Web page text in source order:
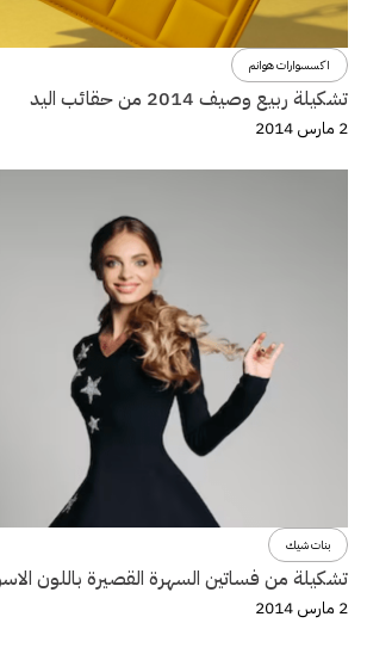
اكسسوارات هوانم
تشكيلة ربيع وصيف 2014 من حقائب اليد
2 مارس 2014
بنات شيك
تشكيلة من فساتين السهرة القصيرة باللون
2 مارس 2014